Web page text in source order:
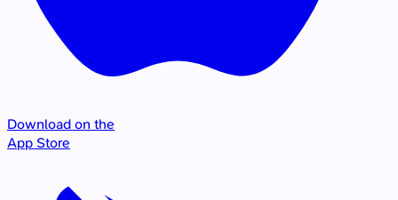
Download on the
App Store